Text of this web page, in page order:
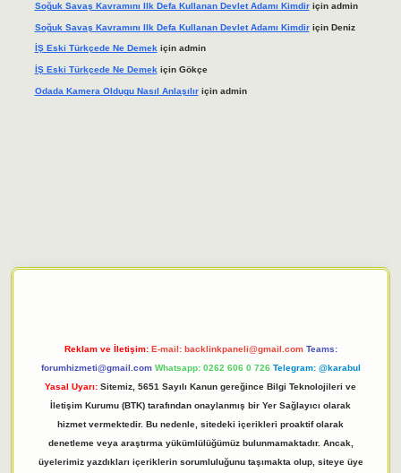
Soğuk Savaş Kavramını Ilk Defa Kullanan Devlet Adamı Kimdiriçin admin
Soğuk Savaş Kavramını Ilk Defa Kullanan Devlet Adamı Kimdiriçin Deniz
İŞ Eski Türkçede Ne Demekiçin admin
İŞ Eski Türkçede Ne Demek için Gökçe
Odada Kamera Oldugu Nasıl Anlaşılıriçin admin
Reklam ve İletişim: E-mail: backlinkpaneli@gmail.com Teams:
forumhizmeti@gmail.com Whatsapp: 0262 606 0 726 Telegram: @karabul
Yasal Uyarı: Sitemiz, 5651 Sayılı Kanun gereğince Bilgi Teknolojileri ve
İletişim Kurumu (BTK) tarafından onaylanmış bir Yer Sağlayıcı olarak
hizmet vermektedir. Bu nedenle, sitedeki içerikleri proaktif olarak
denetleme veya araştırma yükümlülüğümüz bulunmamaktadır. Ancak,
üyelerimiz yazdıkları içeriklerin sorumluluğunu taşımakta olup, siteye üye